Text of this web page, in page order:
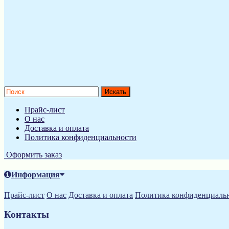
Прайс-лист
О нас
Доставка и оплата
Политика конфиденциальности
Оформить заказ
Информация
Прайс-лист О нас Доставка и оплата Политика
Контакты